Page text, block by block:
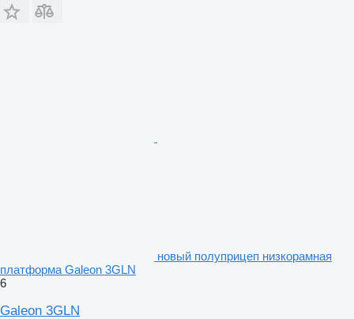
новый полуприцеп низкорамная
платформа Galeon 3GLN
6
Galeon 3GLN